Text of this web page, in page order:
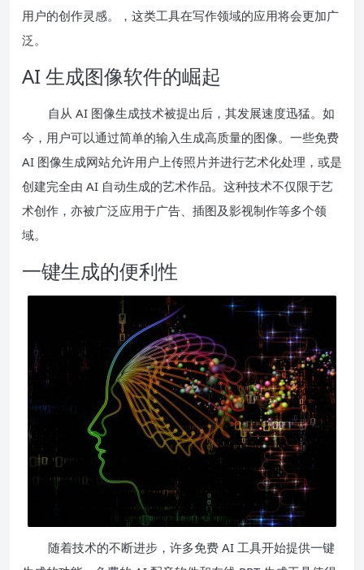
用户的创作灵感。，这类工具在写作领域的应用将会更加广
泛。
AI 生成图像软件的崛起
自从 AI 图像生成技术被提出后，其发展速度迅猛。如
今，用户可以通过简单的输入生成高质量的图像。一些免费
AI 图像生成网站允许用户上传照片并进行艺术化处理，或是
创建完全由 AI 自动生成的艺术作品。这种技术不仅限于艺
术创作，亦被广泛应用于广告、插图及影视制作等多个领
域。
一键生成的便利性
随着技术的不断进步，许多免费 AI 工具开始提供一键